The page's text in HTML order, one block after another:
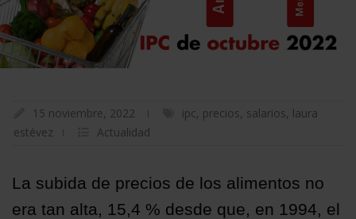
15 noviembre, 2022 ipc, precios, salarios, laura
estévez
Actualidad
La subida de precios de los alimentos no
era tan alta, 15,4 % desde que, en 1994, el